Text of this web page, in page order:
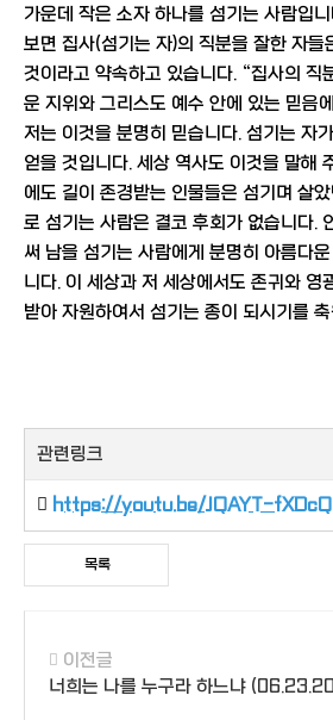
가운데 작은 소자 하나를 섬기는 사람입
보면 집사(섬기는 자)의 직분을 잘한 자들
것이라고 약속하고 있습니다. “집사의 직
운 지위와 그리스도 예수 안에 있는 믿음
저는 이것을 분명히 믿습니다. 섬기는 자
얻을 것입니다. 세상 역사도 이것을 말해
에도 길이 존경받는 인물들은 섬기며 살
로 섬기는 사람은 결코 후회가 없습니다.
써 남을 섬기는 사람에게 분명히 아름다
니다. 이 세상과 저 세상에서도 존귀와 영
받아 자원하여서 섬기는 종이 되시기를
관련링크
https://youtu.be/JQAYT-fXDcQ
목록
이전글
너희는 나를 누구라 하느냐